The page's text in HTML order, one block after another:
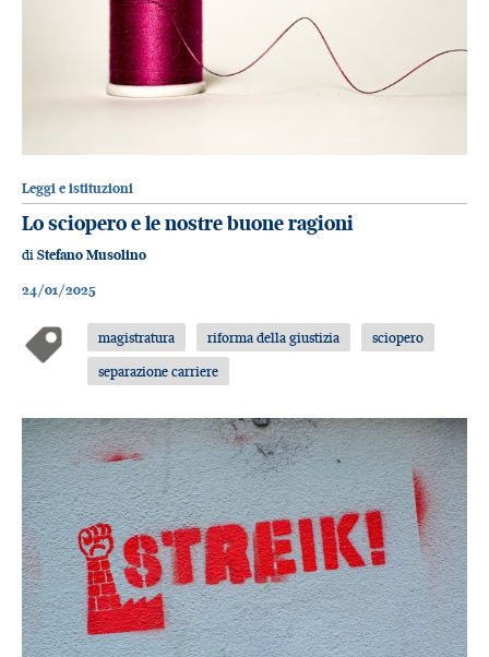
Leggi e istituzioni
Lo sciopero e le nostre buone ragioni
di Stefano Musolino
24/01/2025
magistratura riforma della giustizia
sciopero
separazione carriere